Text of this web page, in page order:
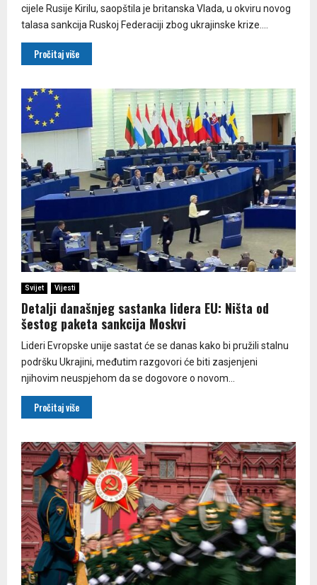
cijele Rusije Kirilu, saopštila je britanska Vlada, u okviru novog
talasa sankcija Ruskoj Federaciji zbog ukrajinske krize....
Pročitaj više
Svijet Vijesti
Detalji današnjeg sastanka lidera EU: Ništa od
šestog paketa sankcija Moskvi
Lideri Evropske unije sastat će se danas kako bi pružili stalnu
podršku Ukrajini, međutim razgovori će biti zasjenjeni
njihovim neuspjehom da se dogovore o novom...
Pročitaj više